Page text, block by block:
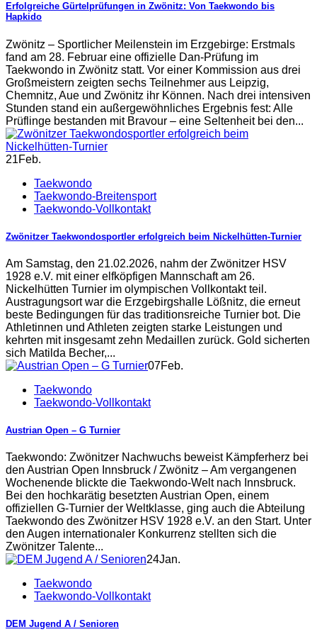
Erfolgreiche Gürtelprüfungen in Zwönitz: Von Taekwondo bis
Hapkido
Zwönitz – Sportlicher Meilenstein im Erzgebirge: Erstmals
fand am 28. Februar eine offizielle Dan-Prüfung im
Taekwondo in Zwönitz statt. Vor einer Kommission aus drei
Großmeistern zeigten sechs Teilnehmer aus Leipzig,
Chemnitz, Aue und Zwönitz ihr Können. Nach drei intensiven
Stunden stand ein außergewöhnliches Ergebnis fest: Alle
Prüflinge bestanden mit Bravour – eine Seltenheit bei den...
21Feb.
Taekwondo
Taekwondo-Breitensport
Taekwondo-Vollkontakt
Zwönitzer Taekwondosportler erfolgreich beim Nickelhütten-Turnier
Am Samstag, den 21.02.2026, nahm der Zwönitzer HSV
1928 e.V. mit einer elfköpfigen Mannschaft am 26.
Nickelhütten Turnier im olympischen Vollkontakt teil.
Austragungsort war die Erzgebirgshalle Lößnitz, die erneut
beste Bedingungen für das traditionsreiche Turnier bot. Die
Athletinnen und Athleten zeigten starke Leistungen und
kehrten mit insgesamt zehn Medaillen zurück. Gold sicherten
sich Matilda Becher,...
07Feb.
Taekwondo
Taekwondo-Vollkontakt
Austrian Open – G Turnier
Taekwondo: Zwönitzer Nachwuchs beweist Kämpferherz bei
den Austrian Open Innsbruck / Zwönitz – Am vergangenen
Wochenende blickte die Taekwondo-Welt nach Innsbruck.
Bei den hochkarätig besetzten Austrian Open, einem
offiziellen G-Turnier der Weltklasse, ging auch die Abteilung
Taekwondo des Zwönitzer HSV 1928 e.V. an den Start. Unter
den Augen internationaler Konkurrenz stellten sich die
Zwönitzer Talente...
24Jan.
Taekwondo
Taekwondo-Vollkontakt
DEM Jugend A / Senioren